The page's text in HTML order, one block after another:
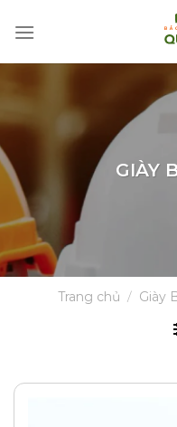
GIÀY
Trang chủ / Giày